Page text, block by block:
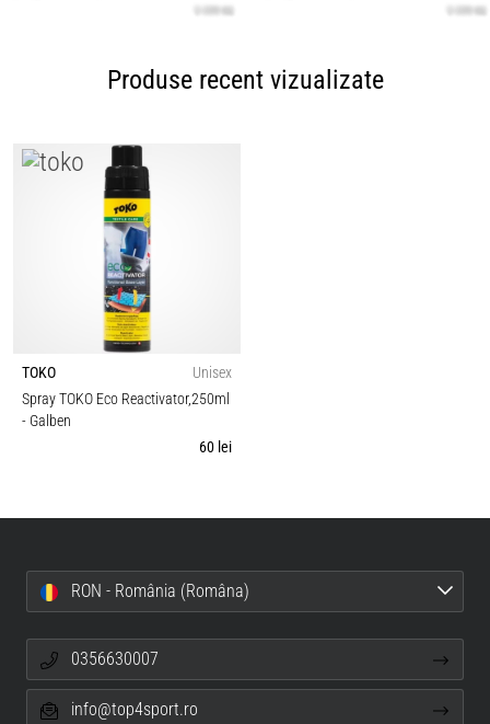
Produse recent vizualizate
TOKO
Unisex
Spray TOKO Eco Reactivator,250ml
- Galben
60 lei
RON - România (Româna)
0356630007
info@top4sport.ro